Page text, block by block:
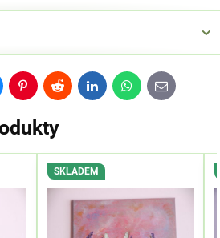
PinterestRedditLinkedInWhatsApp
E-
mail
SKLADEM